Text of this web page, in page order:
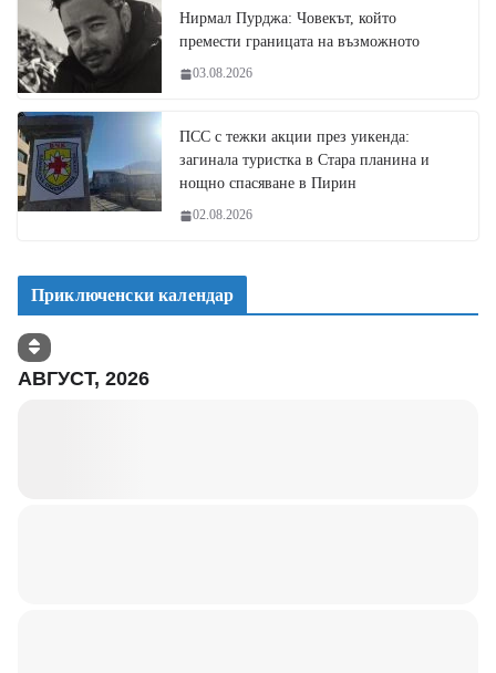
Нирмал Пурджа: Човекът, който
премести границата на възможното
03.08.2026
ПСС с тежки акции през уикенда:
загинала туристка в Стара планина и
нощно спасяване в Пирин
02.08.2026
Приключенски календар
АВГУСТ, 2026